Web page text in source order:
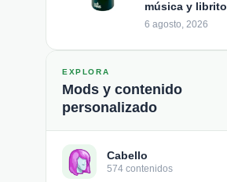
música y librito
6 agosto, 2026
EXPLORA
Mods y contenido
personalizado
Cabello
574 contenidos